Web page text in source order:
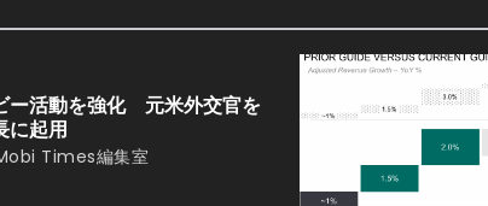
ー活動を強化 元米外交官を
に起用
Times編集室